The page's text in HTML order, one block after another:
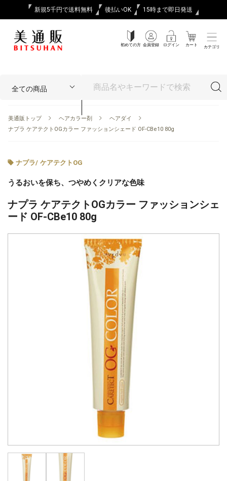
新規5千円で送料無料 後払いOK 15時まで即日発送
初めての方 会員登録 ログイン カート カテゴリ
美通販トップ ヘアカラー剤
ヘアダイ
ナプラ ケアテクトOGカラー ファッションシェード OF-CBe10 80g
ナプラ/ ケアテクトOG
うるおいを保ち、つやめくクリアな色味
ナプラ ケアテクトOGカラー ファッションシェ
ード OF-CBe10 80g